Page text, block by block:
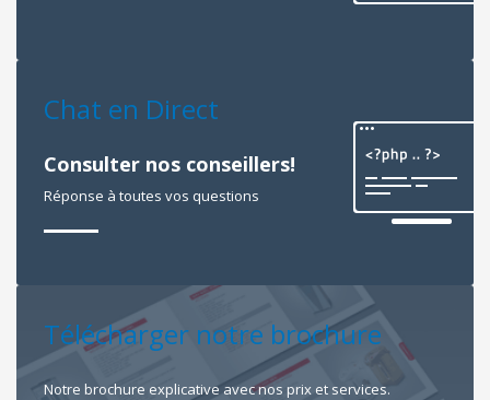
Chat en Direct
Consulter nos conseillers!
Réponse à toutes vos questions
Télécharger notre brochure
Notre brochure explicative avec nos prix et services.